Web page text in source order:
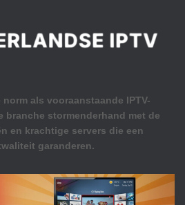
norm als vooraanstaande IPTV-
branche stormenderhand met de
en krachtige servers die een
garanderen.